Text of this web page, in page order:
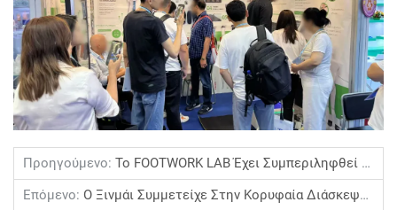
Προηγούμενο: Το FOOTWORK LAB Έχει Συμπεριληφθεί Στην Κατάταξη Των 100 Πιο Καινοτόμων Επιχειρήσεων Παγκοσμίως Για Δύο Συνεχόμενα Χρόνια.
Επόμενο: Ο Ξινμάι Συμμετείχε Στην Κορυφαία Διάσκεψη Παγκόσμιων Ηγετών Ιατρικής Υγείας Ραχισκού